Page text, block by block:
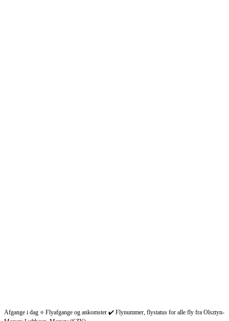
Afgange i dag ⭐ Flyafgange og ankomster ✔️ Flynummer, flystatus for alle fly fra Olsztyn-